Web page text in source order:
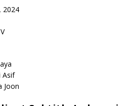
2024
Asif
Joon